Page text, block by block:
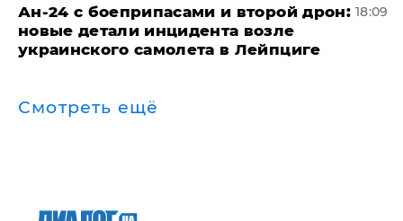
Ан-24 с боеприпасами и второй дрон:
новые детали инцидента возле
украинского самолета в Лейпциге
18:09
Смотреть ещё